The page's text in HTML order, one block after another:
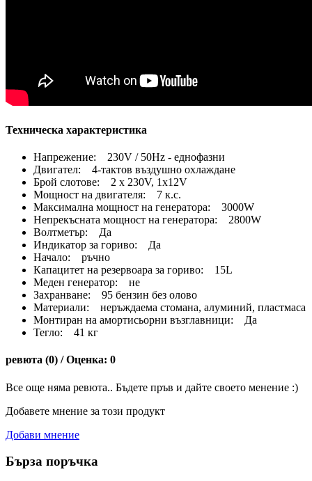
Техническа характеристика
Напрежение: 230V / 50Hz - еднофазни
Двигател: 4-тактов въздушно охлаждане
Брой слотове: 2 x 230V, 1x12V
Мощност на двигателя: 7 к.с.
Максимална мощност на генератора: 3000W
Непрекъсната мощност на генератора: 2800W
Волтметър: Да
Индикатор за гориво: Да
Начало: ръчно
Капацитет на резервоара за гориво: 15L
Меден генератор: не
Захранване: 95 бензин без олово
Материали: неръждаема стомана, алуминий, пластмаса
Монтиран на амортисьорни възглавници: Да
Тегло: 41 кг
ревюта (0) / Оценка: 0
Все още няма ревюта.. Бъдете пръв и дайте своето менение :)
Добавете мнение за този продукт
Добави мнение
Бърза поръчка